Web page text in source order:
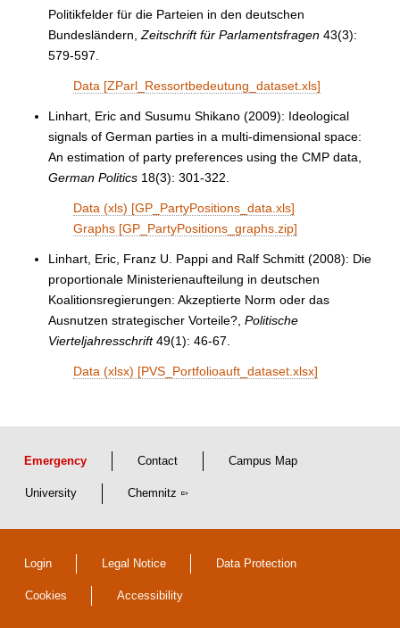
Politikfelder für die Parteien in den deutschen
Bundesländern, Zeitschrift für Parlamentsfragen 43(3):
579-597.
Data [ZParl_Ressortbedeutung_dataset.xls]
Linhart, Eric and Susumu Shikano (2009): Ideological
signals of German parties in a multi-dimensional space:
An estimation of party preferences using the CMP data,
German Politics 18(3): 301-322.
Data (xls) [GP_PartyPositions_data.xls]
Graphs [GP_PartyPositions_graphs.zip]
Linhart, Eric, Franz U. Pappi and Ralf Schmitt (2008): Die
proportionale Ministerienaufteilung in deutschen
Koalitionsregierungen: Akzeptierte Norm oder das
Ausnutzen strategischer Vorteile?, Politische
Vierteljahresschrift49(1): 46-67.
Data (xlsx) [PVS_Portfolioauft_dataset.xlsx]
Emergency Contact Campus Map
University Chemnitz
Login Legal Notice Data Protection
Cookies Accessibility